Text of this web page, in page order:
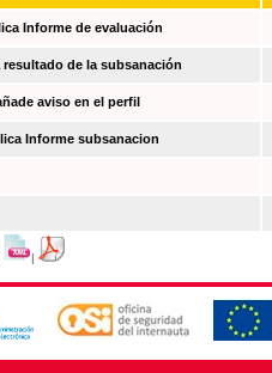
Informe de evaluación
resultado de la subsanación
aviso en el perfil
Informe subsanacion
|